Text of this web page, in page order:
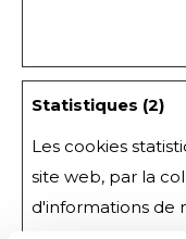
Statistiques (2)
Les cookies
site web, par la
d'informations de